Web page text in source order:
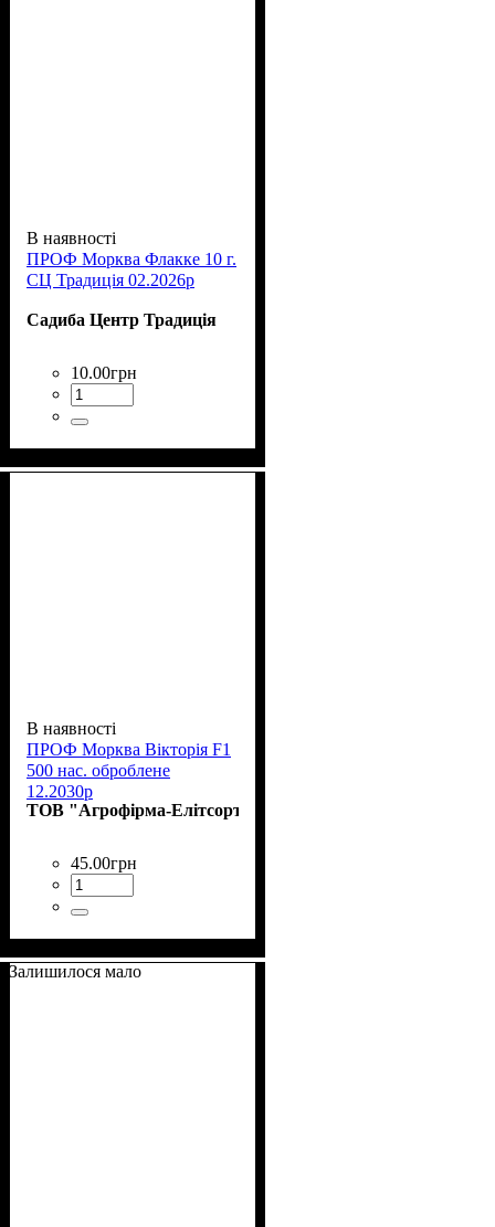
В наявності
ПРОФ Морква Флакке 10 г.
СЦ Традиція 02.2026р
Садиба Центр Традиція
10.00грн
В наявності
ПРОФ Морква Вікторія F1
500 нас. оброблене
12.2030р
ТОВ "Агрофірма-Елітсортнасіння"
45.00грн
Залишилося мало